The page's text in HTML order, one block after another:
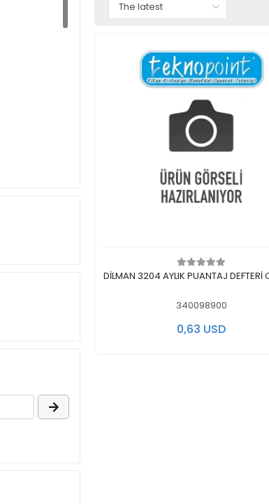
Add to cart
DİLMAN 3204 AYLIK PUANTAJ DEFTERİ
340098900
0,63 USD